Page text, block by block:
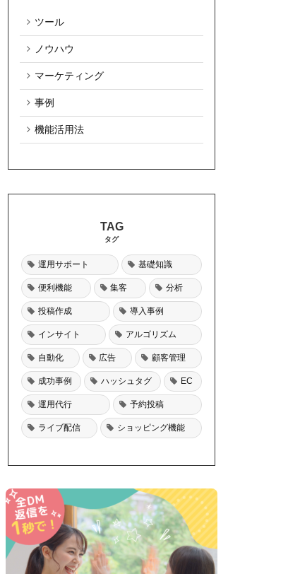
ツール
ノウハウ
マーケティング
事例
機能活用法
タグ
運用サポート 基礎知識
便利機能 集客 分析
投稿作成 導入事例
インサイト アルゴリズム
自動化 広告 顧客管理
成功事例 ハッシュタグ EC
運用代行 予約投稿
ライブ配信 ショッピング機能